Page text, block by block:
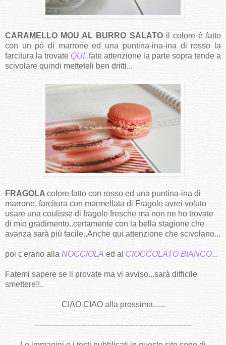
CARAMELLO MOU AL BURRO SALATOil colore è fatto
con un pò di marrone ed una puntina-ina-ina di rosso la
farcitura la trovate QUI..fate attenzione la parte sopra tende a
scivolare quindi metteteli ben dritti...
FRAGOLA colore fatto con rosso ed una puntina-ina di
marrone, farcitura con marmellata di Fragole avrei voluto
usare una coulisse di fragole fresche ma non ne ho trovate
di mio gradimento..certamente con la bella stagione che
avanza sarà più facile..Anche qui attenzione che scivolano...
poi c'erano alla NOCCIOLA ed al CIOCCOLATO BIANCO...
Fatemi sapere se li provate ma vi avviso...sarà difficile
smettere!!..
CIAO CIAO alla prossima......
--------------------------------------------------------------